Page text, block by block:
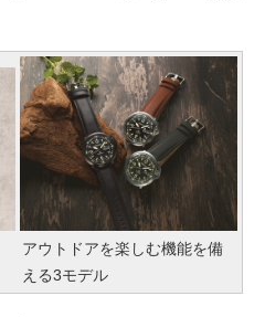
アウトドアを楽しむ機能を備
える3モデル